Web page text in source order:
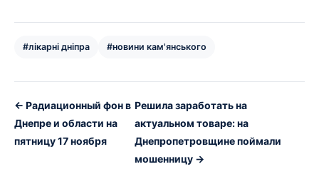
#лікарні дніпра #новини кам'янського
← Радиационный фон в
Днепре и области на
пятницу 17 ноября
Решила заработать на
актуальном товаре: на
Днепропетровщине поймали
мошенницу →